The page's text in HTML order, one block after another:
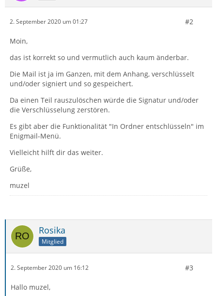
2. September 2020 um 01:27 #2
Moin,
das ist korrekt so und vermutlich auch kaum änderbar.
Die Mail ist ja im Ganzen, mit dem Anhang, verschlüsselt
und/oder signiert und so gespeichert.
Da einen Teil rauszulöschen würde die Signatur und/oder
die Verschlüsselung zerstören.
Es gibt aber die Funktionalität "In Ordner entschlüsseln" im
Enigmail-Menü.
Vielleicht hilft dir das weiter.
Grüße,
muzel
Rosika
Mitglied
2. September 2020 um 16:12 #3
Hallo muzel,